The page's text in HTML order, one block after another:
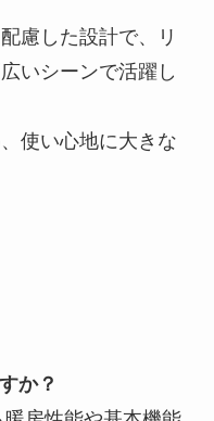
慮した設計で、リ
いシーンで活躍し
使い心地に大きな
か？